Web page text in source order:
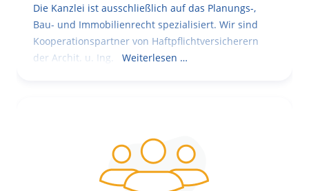
Die Kanzlei ist ausschließlich auf das Planungs-,
Bau- und Immobilienrecht spezialisiert. Wir sind
Kooperationspartner von Haftpflichtversicherern
der Archit. u. Ing.
Weiterlesen …